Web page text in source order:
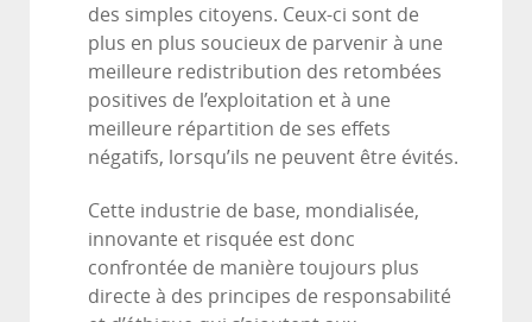
des simples citoyens. Ceux-ci sont de
plus en plus soucieux de parvenir à une
meilleure redistribution des retombées
positives de l’exploitation et à une
meilleure répartition de ses effets
négatifs, lorsqu’ils ne peuvent être évités.
Cette industrie de base, mondialisée,
innovante et risquée est donc
confrontée de manière toujours plus
directe à des principes de responsabilité